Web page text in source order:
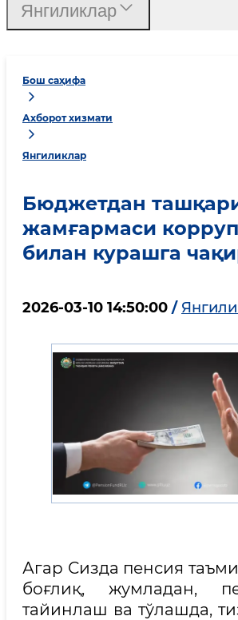
Бош саҳифа
Ахборот хизмати
Янгиликлар
Бюджетдан
жамғармаси
билан курашга
2026-03-10 14:50:00 /
Агар Сизда пенсия
боғлиқ, жумладан,
тайинлаш ва тўлашда,
Янгиликлар